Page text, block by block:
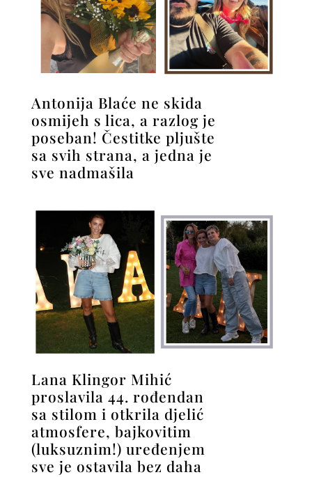
Antonija Blaće ne skida
osmijeh s lica, a razlog je
poseban! Čestitke pljušte
sa svih strana, a jedna je
sve nadmašila
Lana Klingor Mihić
proslavila 44. rođendan
sa stilom i otkrila djelić
atmosfere, bajkovitim
(luksuznim!) uređenjem
sve je ostavila bez daha